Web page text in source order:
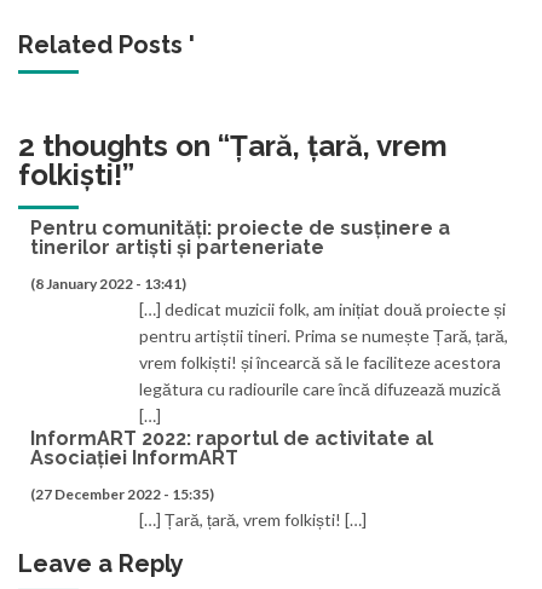
Related Posts '
2 thoughts on “Țară, țară, vrem
folkiști!”
Pentru comunități: proiecte de susținere a
tinerilor artiști și parteneriate
(8 January 2022 - 13:41)
[…] dedicat muzicii folk, am inițiat două proiecte și
pentru artiștii tineri. Prima se numește Țară, țară,
vrem folkiști! și încearcă să le faciliteze acestora
legătura cu radiourile care încă difuzează muzică
[…]
InformART 2022: raportul de activitate al
Asociației InformART
(27 December 2022 - 15:35)
[…] Țară, țară, vrem folkiști! […]
Leave a Reply